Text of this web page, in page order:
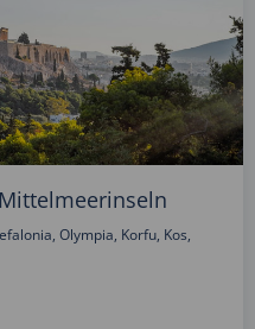
Olympia, Korfu, Kos,